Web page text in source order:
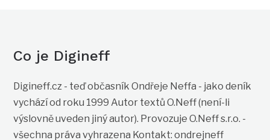
Co je Digineff
Digineff.cz - teď občasník Ondřeje Neffa - jako deník
vychází od roku 1999 Autor textů O.Neff (není-li
výslovně uveden jiný autor). Provozuje O.Neff s.r.o. -
všechna práva vyhrazena Kontakt: ondrejneff